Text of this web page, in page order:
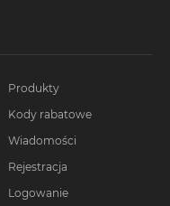
Produkty
Kody rabatowe
Wiadomości
Rejestracja
Logowanie